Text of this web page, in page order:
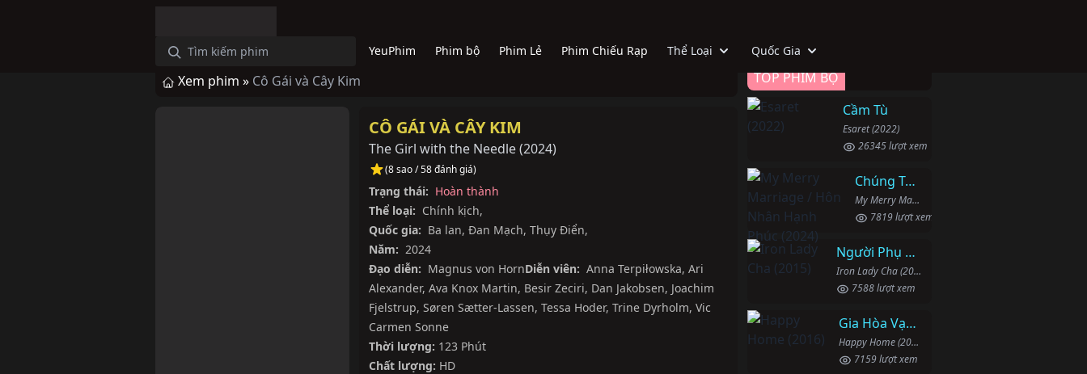
YeuPhim Phim bộ Phim Lẻ Phim Chiếu Rạp Thể Loại Quốc Gia
Xem phim » Cô Gái và Cây Kim
CÔ GÁI VÀ CÂY KIM
The Girl with the Needle(2024)
(8 sao / 58 đánh giá)
Trạng thái: Hoàn thành
Thể loại: Chính kịch,
Quốc gia: Ba lan, Đan Mạch, Thụy Điển,
Năm: 2024
Đạo diễn: Magnus von HornDiễn viên: Anna Terpiłowska, Ari
Alexander, Ava Knox Martin, Besir Zeciri, Dan Jakobsen, Joachim
Fjelstrup, Søren Sætter-Lassen, Tessa Hoder, Trine Dyrholm, Vic
Carmen Sonne
Thời lượng: 123 Phút
Chất lượng: HD
TOP PHIM BỘ
Cầm Tù
Esaret (2022)
26345 lượt xem
Chúng Ta Hãy Kết Hôn Nhé
My Merry Marriage / Hôn Nhân Hạnh Phúc (2024)
7819 lượt xem
Người Phụ Nữ Mạnh Mẽ
Iron Lady Cha (2015)
7588 lượt xem
Gia Hòa Vạn Sự Thành
Happy Home (2016)
7159 lượt xem